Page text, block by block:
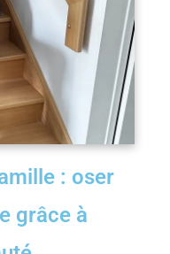
: oser
grâce à